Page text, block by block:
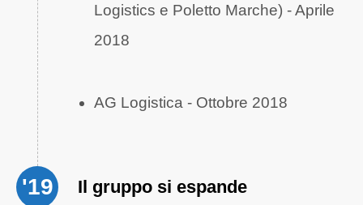
Logistics e Poletto Marche) - Aprile
2018
AG Logistica - Ottobre 2018
'19 Il gruppo si espande